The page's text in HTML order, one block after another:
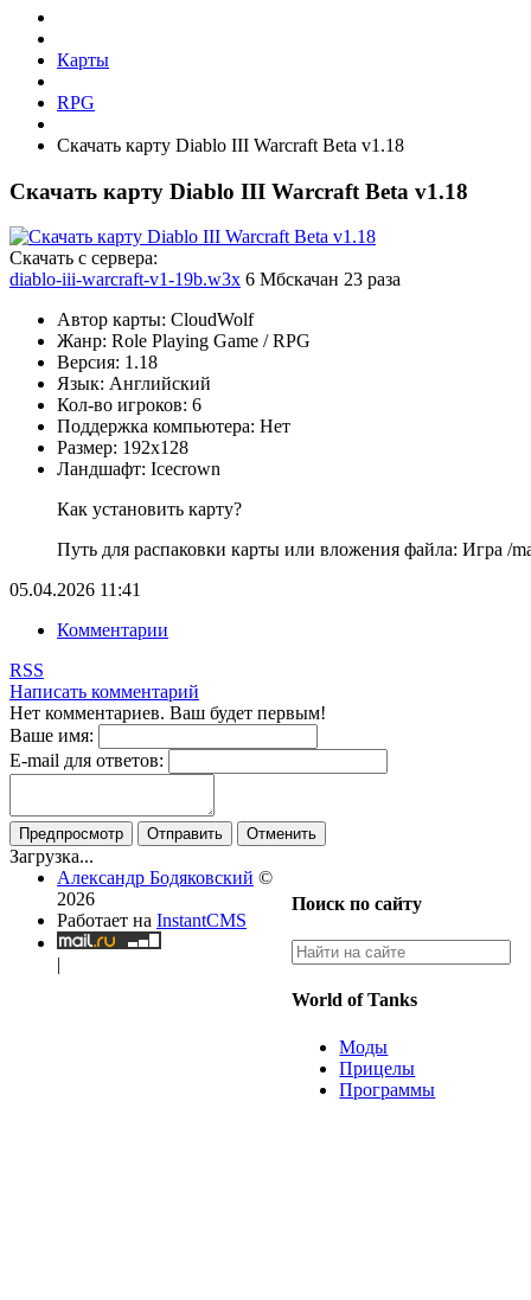
Карты
RPG
Скачать карту Diablo III Warcraft Beta v1.18
Скачать карту Diablo III Warcraft Beta v1.18
Cкачать с сервера:
diablo-iii-warcraft-v1-19b.w3x 6 Мбскачан 23 раза
Автор карты: CloudWolf
Жанр: Role Playing Game / RPG
Версия: 1.18
Язык: Английский
Кол-во игроков: 6
Поддержка компьютера: Нет
Размер: 192x128
Ландшафт: Icecrown
Как установить карту?
Путь для распаковки карты или вложения файла: Игра /
05.04.2026 11:41
Комментарии
RSS
Написать комментарий
Нет комментариев. Ваш будет первым!
Ваше имя:
E-mail для ответов:
Предпросмотр Отправить Отменить
Загрузка...
Поиск по сайту
World of Tanks
Моды
Прицелы
Программы
Александр Бодяковский ©
2026
Работает на InstantCMS
|